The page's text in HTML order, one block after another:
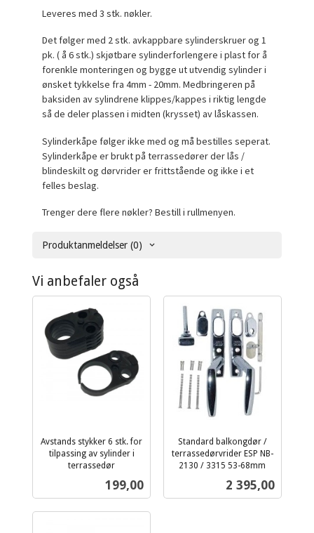
Leveres med 3 stk. nøkler.
Det følger med 2 stk. avkappbare sylinderskruer og 1
pk. ( å 6 stk.) skjøtbare sylinderforlengere i plast for å
forenkle monteringen og bygge ut utvendig sylinder i
ønsket tykkelse fra 4mm - 20mm. Medbringeren på
baksiden av sylindrene klippes/kappes i riktig lengde
så de deler plassen i midten (krysset) av låskassen.
Sylinderkåpe følger ikke med og må bestilles seperat.
Sylinderkåpe er brukt på terrassedører der lås /
blindeskilt og dørvrider er frittstående og ikke i et
felles beslag.
Trenger dere flere nøkler? Bestill i rullmenyen.
Produktanmeldelser (0)
Vi anbefaler også
Avstands stykker 6 stk. for
tilpassing av sylinder i
terrassedør
Pris
199,00
Standard balkongdør /
terrassedørvrider ESP NB-
2130 / 3315 53-68mm
Pris
2 395,00